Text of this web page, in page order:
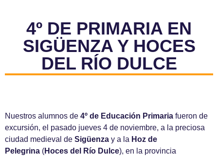
4º DE PRIMARIA EN
SIGÜENZA Y HOCES
DEL RÍO DULCE
Nuestros alumnos de 4º de Educación Primaria fueron de
excursión, el pasado jueves 4 de noviembre, a la preciosa
ciudad medieval de Sigüenza y a la Hoz de
Pelegrina (Hoces del Río Dulce), en la provincia